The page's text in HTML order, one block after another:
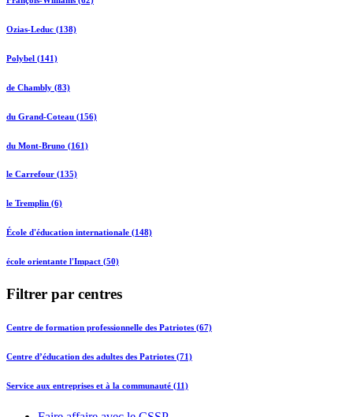
Ozias-Leduc (138)
Polybel (141)
de Chambly (83)
du Grand-Coteau (156)
du Mont-Bruno (161)
le Carrefour (135)
le Tremplin (6)
École d'éducation internationale (148)
école orientante l'Impact (50)
Filtrer par centres
Centre de formation professionnelle des Patriotes (67)
Centre d’éducation des adultes des Patriotes (71)
Service aux entreprises et à la communauté (11)